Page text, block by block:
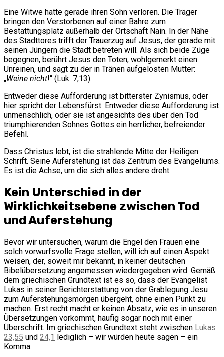
Eine Witwe hatte gerade ihren Sohn verloren. Die Träger
bringen den Verstorbenen auf einer Bahre zum
Bestattungsplatz außerhalb der Ortschaft Nain. In der Nähe
des Stadttores trifft der Trauerzug auf Jesus, der gerade mit
seinen Jüngern die Stadt betreten will. Als sich beide Züge
begegnen, berührt Jesus den Toten, wohlgemerkt einen
Unreinen, und sagt zu der in Tränen aufgelösten Mutter:
„Weine nicht!“ (Luk. 7,13).
Entweder diese Aufforderung ist bitterster Zynismus, oder
hier spricht der Lebensfürst. Entweder diese Aufforderung ist
unmenschlich, oder sie ist angesichts des über den Tod
triumphierenden Sohnes Gottes ein herrlicher, befreiender
Befehl.
Dass Christus lebt, ist die strahlende Mitte der Heiligen
Schrift. Seine Auferstehung ist das Zentrum des Evangeliums.
Es ist die Achse, um die sich alles andere dreht.
Kein Unterschied in der
Wirklichkeitsebene zwischen Tod
und Auferstehung
Bevor wir untersuchen, warum die Engel den Frauen eine
solch vorwurfsvolle Frage stellen, will ich auf einen Aspekt
weisen, der, soweit mir bekannt, in keiner deutschen
Bibelübersetzung angemessen wiedergegeben wird. Gemäß
dem griechischen Grundtext ist es so, dass der Evangelist
Lukas in seiner Berichterstattung von der Grablegung Jesu
zum Auferstehungsmorgen übergeht, ohne einen Punkt zu
machen. Erst recht macht er keinen Absatz, wie es in unseren
Übersetzungen vorkommt, häufig sogar noch mit einer
Überschrift. Im griechischen Grundtext steht zwischen Lukas
23,55 und 24,1 lediglich – wir würden heute sagen – ein
Komma.